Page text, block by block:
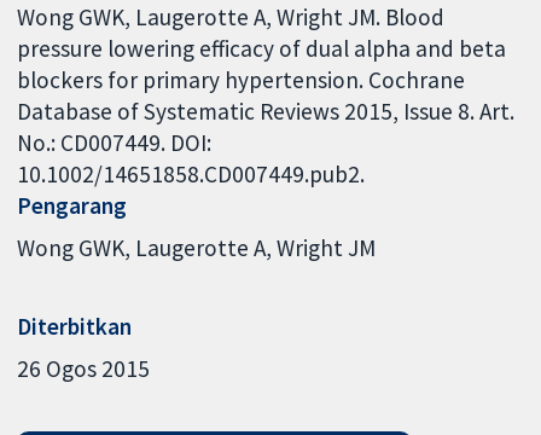
Wong GWK, Laugerotte A, Wright JM. Blood
pressure lowering efficacy of dual alpha and beta
blockers for primary hypertension. Cochrane
Database of Systematic Reviews 2015, Issue 8. Art.
No.: CD007449. DOI:
10.1002/14651858.CD007449.pub2.
Pengarang
Wong GWK Laugerotte A Wright JM
Diterbitkan
26 Ogos 2015